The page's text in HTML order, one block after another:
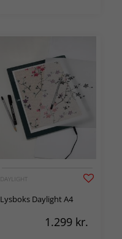
DAYLIGHT
Lysboks Daylight A4
1.299 kr.